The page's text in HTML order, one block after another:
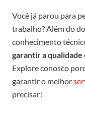
Você já parou para
trabalho? Além do
conhecimento
garantir a qualidade
Explore conosco
garantir o melhor
precisar!